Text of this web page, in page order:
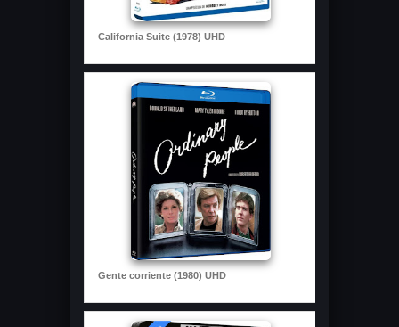
California Suite (1978) UHD
Gente corriente (1980) UHD